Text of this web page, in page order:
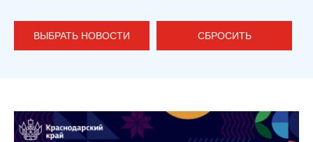
ВЫБРАТЬ НОВОСТИ СБРОСИТЬ